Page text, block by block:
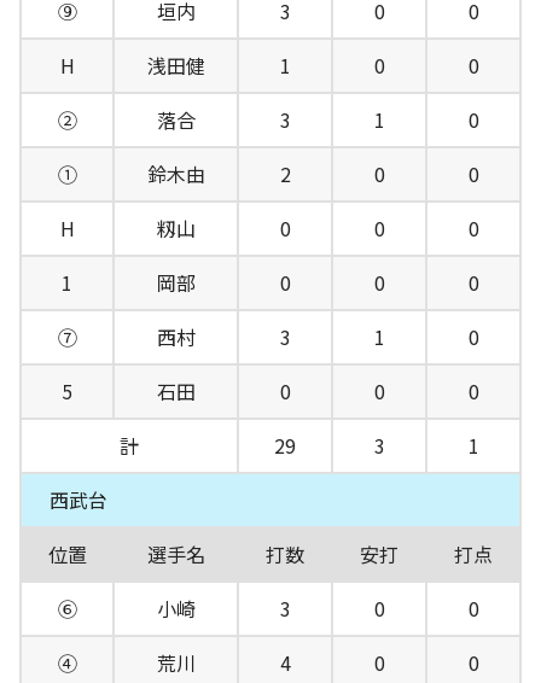
⑨
垣内 3 0
0
H
浅田健 1 0
0
②
落合 3 1
0
①
鈴木由 2 0
0
H
籾山 0 0
0
1
岡部 0 0
0
⑦
西村 3 1
0
5
石田 0 0
0
計
29 3
1
西武台
位置
選手名 打数 安打
打点
⑥
小崎 3 0
0
④
荒川 4 0
0